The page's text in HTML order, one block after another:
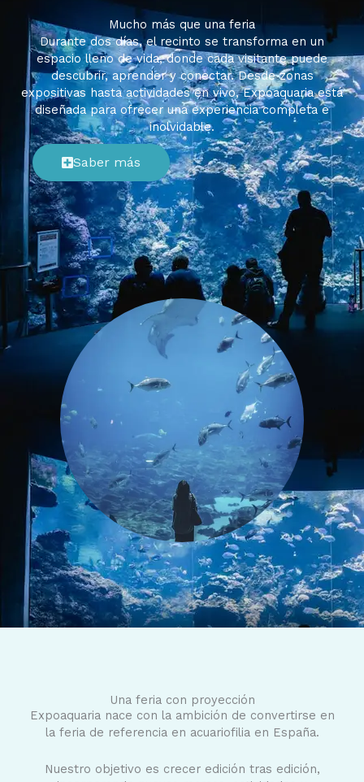
Mucho más que una feria
Durante dos días, el recinto se transforma en un
espacio lleno de vida, donde cada visitante puede
descubrir, aprender y conectar. Desde zonas
expositivas hasta actividades en vivo, Expoaquaria está
diseñada para ofrecer una experiencia completa e
inolvidable.
Saber más
Una feria con proyección
Expoaquaria nace con la ambición de convertirse en
la feria de referencia en acuariofilia en España.
Nuestro objetivo es crecer edición tras edición,